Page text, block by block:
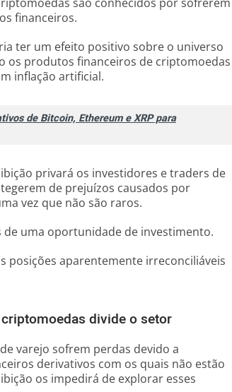
financeiros.
ter um efeito positivo sobre o universo
os produtos financeiros de criptomoedas
inflação artificial.
de Bitcoin, Ethereum e XRP para
privará os investidores e traders de
de prejuízos causados ​​por
vez que não são raros.
uma oportunidade de investimento.
posições aparentemente irreconciliáveis
divide o setor
varejo sofrem perdas devido a
derivativos com os quais não estão
os impedirá de explorar esses